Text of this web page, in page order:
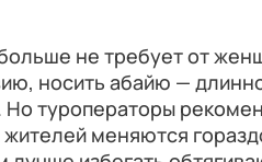
не требует от
носить абайю —
Но туроператоры
меняются